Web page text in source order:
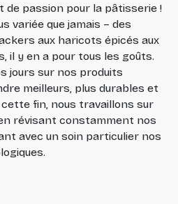
de passion pour la pâtisserie !
variée que jamais – des
aux haricots épicés aux
il y en a pour tous les goûts.
jours sur nos produits
meilleurs, plus durables et
cette fin, nous travaillons sur
révisant constamment nos
avec un soin particulier nos